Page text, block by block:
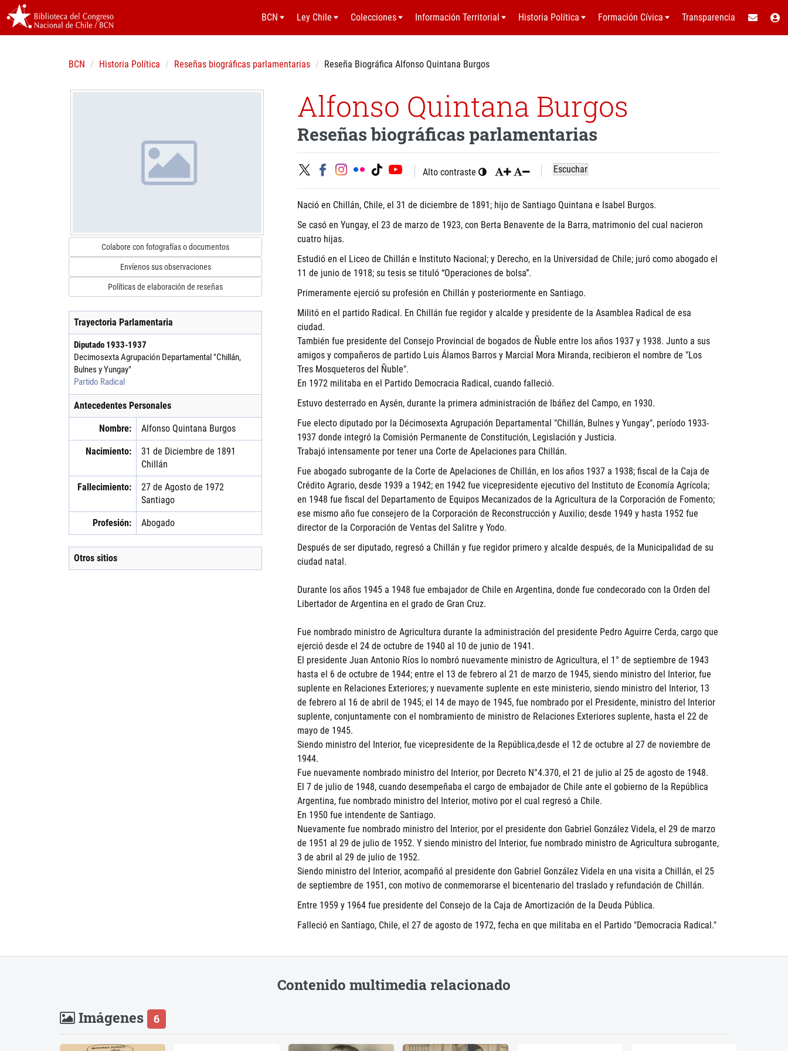
BCN Ley Chile Colecciones Información Territorial Historia Política Formación Cívica Transparencia
BCN Historia Política Reseñas biográficas parlamentarias Reseña Biográfica Alfonso Quintana Burgos
Colabore con fotografías o documentos
Envíenos sus observaciones
Políticas de elaboración de reseñas
Trayectoria Parlamentaria
Diputado 1933-1937
Decimosexta Agrupación Departamental "Chillán,
Bulnes y Yungay"
Partido Radical
Antecedentes Personales
Nombre: Alfonso Quintana Burgos
Nacimiento:
31 de Diciembre de 1891
Chillán
Fallecimiento:
27 de Agosto de 1972
Santiago
Profesión: Abogado
Otros sitios
Alfonso Quintana Burgos
Reseñas biográficas parlamentarias
Alto contraste Escuchar
Nació en Chillán, Chile, el 31 de diciembre de 1891; hijo de Santiago Quintana e Isabel Burgos.
Se casó en Yungay, el 23 de marzo de 1923, con Berta Benavente de la Barra, matrimonio del cual nacieron
cuatro hijas.
Estudió en el Liceo de Chillán e Instituto Nacional; y Derecho, en la Universidad de Chile; juró como abogado el
11 de junio de 1918; su tesis se tituló “Operaciones de bolsa”.
Primeramente ejerció su profesión en Chillán y posteriormente en Santiago.
Militó en el partido Radical. En Chillán fue regidor y alcalde y presidente de la Asamblea Radical de esa
ciudad.
También fue presidente del Consejo Provincial de bogados de Ñuble entre los años 1937 y 1938. Junto a sus
amigos y compañeros de partido Luis Álamos Barros y Marcial Mora Miranda, recibieron el nombre de "Los
Tres Mosqueteros del Ñuble".
En 1972 militaba en el Partido Democracia Radical, cuando falleció.
Estuvo desterrado en Aysén, durante la primera administración de Ibáñez del Campo, en 1930.
Fue electo diputado por la Décimosexta Agrupación Departamental "Chillán, Bulnes y Yungay", período 1933-
1937 donde integró la Comisión Permanente de Constitución, Legislación y Justicia.
Trabajó intensamente por tener una Corte de Apelaciones para Chillán.
Fue abogado subrogante de la Corte de Apelaciones de Chillán, en los años 1937 a 1938; fiscal de la Caja de
Crédito Agrario, desde 1939 a 1942; en 1942 fue vicepresidente ejecutivo del Instituto de Economía Agrícola;
en 1948 fue fiscal del Departamento de Equipos Mecanizados de la Agricultura de la Corporación de Fomento;
ese mismo año fue consejero de la Corporación de Reconstrucción y Auxilio; desde 1949 y hasta 1952 fue
director de la Corporación de Ventas del Salitre y Yodo.
Después de ser diputado, regresó a Chillán y fue regidor primero y alcalde después, de la Municipalidad de su
ciudad natal.
Durante los años 1945 a 1948 fue embajador de Chile en Argentina, donde fue condecorado con la Orden del
Libertador de Argentina en el grado de Gran Cruz.
Fue nombrado ministro de Agricultura durante la administración del presidente Pedro Aguirre Cerda, cargo que
ejerció desde el 24 de octubre de 1940 al 10 de junio de 1941.
El presidente Juan Antonio Ríos lo nombró nuevamente ministro de Agricultura, el 1° de septiembre de 1943
hasta el 6 de octubre de 1944; entre el 13 de febrero al 21 de marzo de 1945, siendo ministro del Interior, fue
suplente en Relaciones Exteriores; y nuevamente suplente en este ministerio, siendo ministro del Interior, 13
de febrero al 16 de abril de 1945; el 14 de mayo de 1945, fue nombrado por el Presidente, ministro del Interior
suplente, conjuntamente con el nombramiento de ministro de Relaciones Exteriores suplente, hasta el 22 de
mayo de 1945.
Siendo ministro del Interior, fue vicepresidente de la República,desde el 12 de octubre al 27 de noviembre de
1944.
Fue nuevamente nombrado ministro del Interior, por Decreto N°4.370, el 21 de julio al 25 de agosto de 1948.
El 7 de julio de 1948, cuando desempeñaba el cargo de embajador de Chile ante el gobierno de la República
Argentina, fue nombrado ministro del Interior, motivo por el cual regresó a Chile.
En 1950 fue intendente de Santiago.
Nuevamente fue nombrado ministro del Interior, por el presidente don Gabriel González Videla, el 29 de marzo
de 1951 al 29 de julio de 1952. Y siendo ministro del Interior, fue nombrado ministro de Agricultura subrogante,
3 de abril al 29 de julio de 1952.
Siendo ministro del Interior, acompañó al presidente don Gabriel González Videla en una visita a Chillán, el 25
de septiembre de 1951, con motivo de conmemorarse el bicentenario del traslado y refundación de Chillán.
Entre 1959 y 1964 fue presidente del Consejo de la Caja de Amortización de la Deuda Pública.
Falleció en Santiago, Chile, el 27 de agosto de 1972, fecha en que militaba en el Partido "Democracia Radical."
Contenido multimedia relacionado
Imágenes
6